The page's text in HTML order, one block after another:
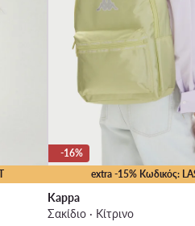
extra -15% Κωδικός:
-16%
Kappa
Σακίδιο · Κίτρινο